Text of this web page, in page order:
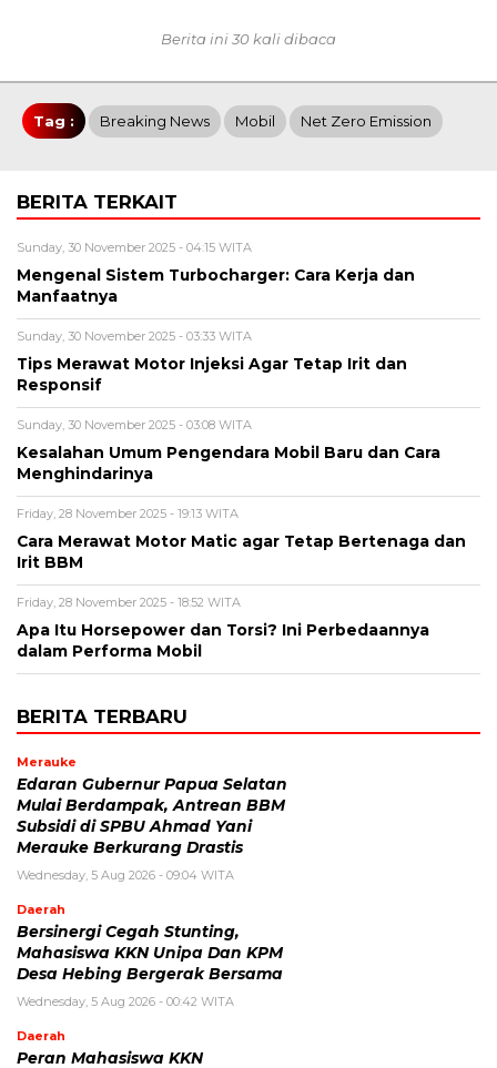
Berita ini 30 kali dibaca
Tag : Breaking News Mobil Net Zero Emission
BERITA TERKAIT
Sunday, 30 November 2025 - 04:15 WITA
Mengenal Sistem Turbocharger: Cara Kerja dan
Manfaatnya
Sunday, 30 November 2025 - 03:33 WITA
Tips Merawat Motor Injeksi Agar Tetap Irit dan
Responsif
Sunday, 30 November 2025 - 03:08 WITA
Kesalahan Umum Pengendara Mobil Baru dan Cara
Menghindarinya
Friday, 28 November 2025 - 19:13 WITA
Cara Merawat Motor Matic agar Tetap Bertenaga dan
Irit BBM
Friday, 28 November 2025 - 18:52 WITA
Apa Itu Horsepower dan Torsi? Ini Perbedaannya
dalam Performa Mobil
BERITA TERBARU
Merauke
Edaran Gubernur Papua Selatan
Mulai Berdampak, Antrean BBM
Subsidi di SPBU Ahmad Yani
Merauke Berkurang Drastis
Wednesday, 5 Aug 2026 - 09:04 WITA
Daerah
Bersinergi Cegah Stunting,
Mahasiswa KKN Unipa Dan KPM
Desa Hebing Bergerak Bersama
Wednesday, 5 Aug 2026 - 00:42 WITA
Daerah
Peran Mahasiswa KKN